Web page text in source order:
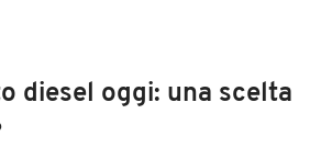
diesel oggi: una scelta